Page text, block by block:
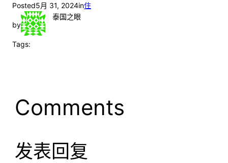
Posted5月 31, 2024in住
by
泰国之眼
Tags:
Comments
发表回复